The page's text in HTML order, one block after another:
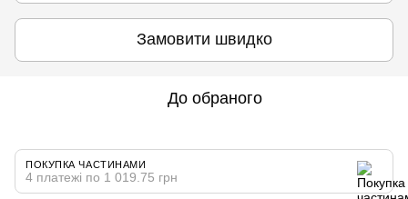
Замовити швидко
До обраного
ПОКУПКА ЧАСТИНАМИ
4 платежі по 1 019.75 грн